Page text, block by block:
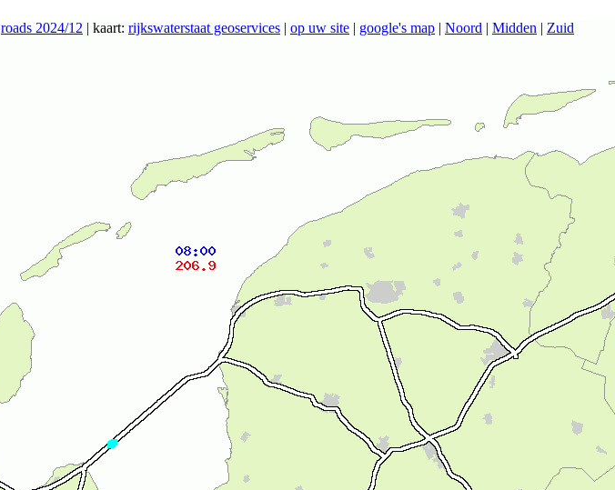
roads 2024/12 | kaart: rijkswaterstaat geoservices | op uw site | google's map | Noord | Midden | Zuid